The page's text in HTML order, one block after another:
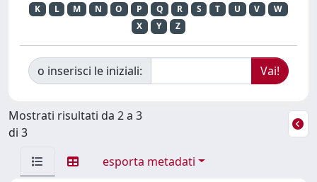
K
L M N O P Q R S T U V
W
X
Y Z
o inserisci le iniziali:
Mostrati risultati da 2 a 3
di 3
esporta metadati